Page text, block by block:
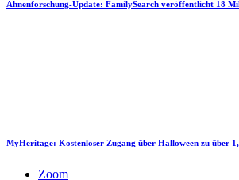
Ahnenforschung-Update: FamilySearch veröffentlicht 18
MyHeritage: Kostenloser Zugang über Halloween zu über
Zoom